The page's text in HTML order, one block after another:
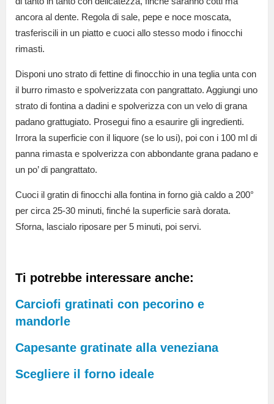
ancora al dente. Regola di sale, pepe e noce moscata,
trasferiscili in un piatto e cuoci allo stesso modo i finocchi
rimasti.
Disponi uno strato di fettine di finocchio in una teglia unta con
il burro rimasto e spolverizzata con pangrattato. Aggiungi uno
strato di fontina a dadini e spolverizza con un velo di grana
padano grattugiato. Prosegui fino a esaurire gli ingredienti.
Irrora la superficie con il liquore (se lo usi), poi con i 100 ml di
panna rimasta e spolverizza con abbondante grana padano e
un po’ di pangrattato.
Cuoci il gratin di finocchi alla fontina in forno già caldo a 200°
per circa 25-30 minuti, finché la superficie sarà dorata.
Sforna, lascialo riposare per 5 minuti, poi servi.
Ti potrebbe interessare anche:
Carciofi gratinati con pecorino e
mandorle
Capesante gratinate alla veneziana
Scegliere il forno ideale